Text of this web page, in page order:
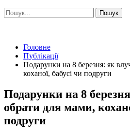
Головне
Публікації
Подарунки на 8 березня: як
коханої, бабусі чи подруги
Подарунки на 8
обрати для мами,
подруги